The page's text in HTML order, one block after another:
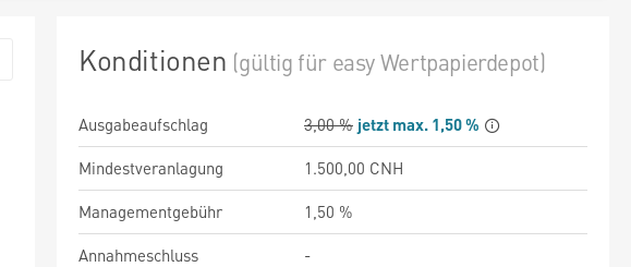
Konditionen (gültig für easy Wertpapierdepot)
Ausgabeaufschlag 3,00 % jetzt max. 1,50 %
Mindestveranlagung
1.500,00 CNH
Managementgebühr
1,50 %
Annahmeschluss
-